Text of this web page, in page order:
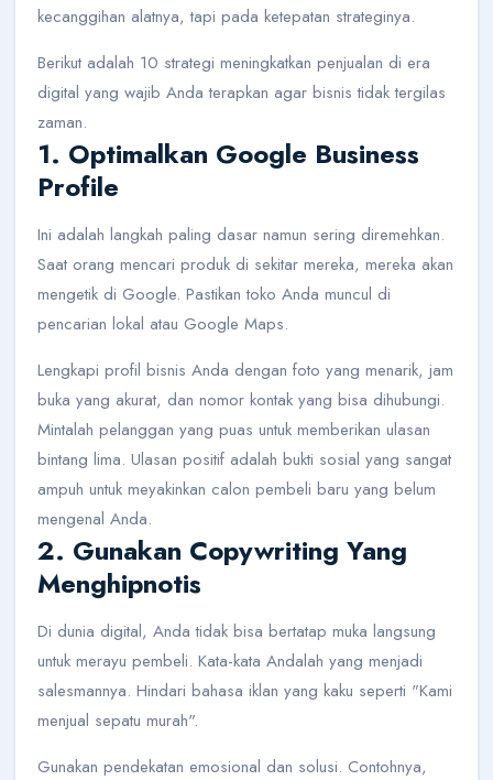
kecanggihan alatnya, tapi pada ketepatan strateginya.
Berikut adalah 10 strategi meningkatkan penjualan di era
digital yang wajib Anda terapkan agar bisnis tidak tergilas
zaman.
1. Optimalkan Google Business
Profile
Ini adalah langkah paling dasar namun sering diremehkan.
Saat orang mencari produk di sekitar mereka, mereka akan
mengetik di Google. Pastikan toko Anda muncul di
pencarian lokal atau Google Maps.
Lengkapi profil bisnis Anda dengan foto yang menarik, jam
buka yang akurat, dan nomor kontak yang bisa dihubungi.
Mintalah pelanggan yang puas untuk memberikan ulasan
bintang lima. Ulasan positif adalah bukti sosial yang sangat
ampuh untuk meyakinkan calon pembeli baru yang belum
mengenal Anda.
2. Gunakan Copywriting Yang
Menghipnotis
Di dunia digital, Anda tidak bisa bertatap muka langsung
untuk merayu pembeli. Kata-kata Andalah yang menjadi
salesmannya. Hindari bahasa iklan yang kaku seperti "Kami
menjual sepatu murah".
Gunakan pendekatan emosional dan solusi. Contohnya,